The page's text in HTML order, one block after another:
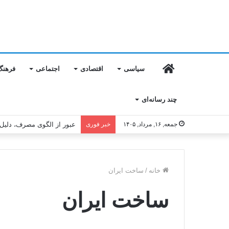
سیاسی اقتصادی اجتماعی
چند رسانه‌ای
جمعه, ۱۶, مرداد, ۱۴۰۵ خبر فوری تراز تاب‌آوری فولادمبارکه
خانه / ساخت ایران
ساخت ایران